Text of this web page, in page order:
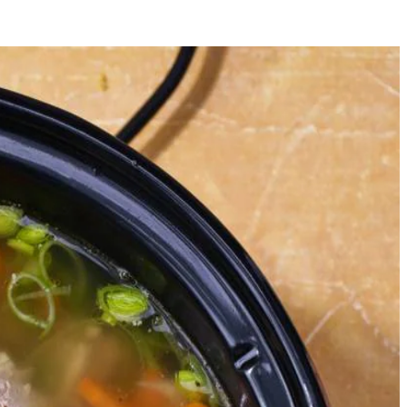
de bleekselderij in boogjes van een ½ cm. Kneus de
met keukentouw.
gember, gekneusde peperkorrels, het kruidenbundeltje, de
pan. Verwijder het vel van de kippenbouten en pluk het
toe en kook nog 1-2 uur op de laagste stand tot de
de soep op smaak met het citroenrasp, 2½ citroensap (per 4